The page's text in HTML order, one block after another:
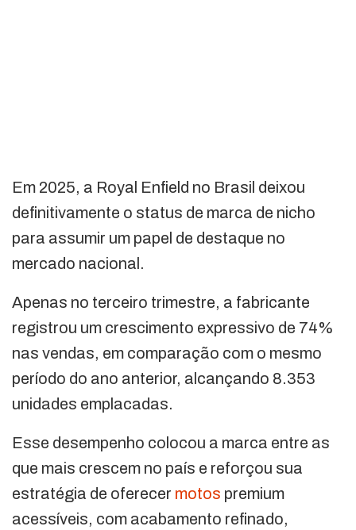
Em 2025, a Royal Enfield no Brasil deixou
definitivamente o status de marca de nicho
para assumir um papel de destaque no
mercado nacional.
Apenas no terceiro trimestre, a fabricante
registrou um crescimento expressivo de 74%
nas vendas, em comparação com o mesmo
período do ano anterior, alcançando 8.353
unidades emplacadas.
Esse desempenho colocou a marca entre as
que mais crescem no país e reforçou sua
estratégia de oferecer motos premium
acessíveis, com acabamento refinado,